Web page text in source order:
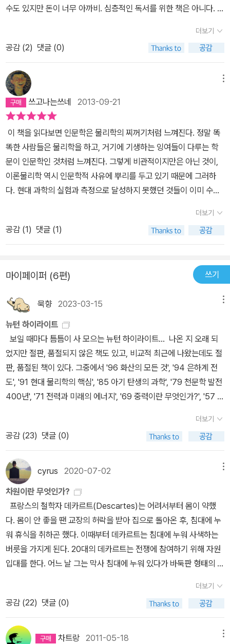
수도 있지만 돈이 너무 아까비. 심층적인 독서를 위한 책은 아니다. 그
이다. 한마디로 말하면 칼라판 과학 잡지. 잠시 생각해보는 것. 만약
이 이론들을 고민하고 연구한 과학자들이 이 책을 읽는다면 어떤 기
분이 들까? 기가 막히지 않을까?
더보기
공감 (2) 댓글 (0)
쓰고나는쓰네 2013-09-21
이 책을 읽다보면 인문학은 물리학의 찌꺼기처럼 느껴진다. 정말 똑
똑한 사람들은 물리학을 하고, 거기에 기생하는 잉여들이 다루는 학
문이 인문학인 것처럼 느껴진다. 그렇게 비관적이지만은 아닌 것이,
이론물리학 역시 인문학적 사유에 뿌리를 두고 있기 때문에 그러하
다. 현대 과학의 실험과 측정으로 달성하지 못했던 것들이 이미 수천
없었던 것들을 수식과 실험을 통해 증명하고 있다고 말할 수도 있을
것이다. 인문학은 새로운 지평을 향해 날아오른다. 물리학 역시 그러
하다. 그래서 둘은 쌍생아며, 둘은 서로 공모한다. 다른 것이 있다면
통해 그들의 사유를 증명한다. 이에 반해 인문학은 오로지 언어로써
(詩)다. 시는 언어가 도달할 수 없는 사유의 영역에서 사유하기를 시
작한다. 물리학 역시 우리의 인식 바깥에서 사유를 시작한다. 그런 점
에서 물리학의 언어는 곧 시다. 이런 식이다. 뉴턴은 만유인력이 아무
리 떨어져 있다고 하더라도 순식간에 작동한다고 생각했다. 그래서
사과는 항상 지구의 중심을 향해 수직으로 떨어진다. 하지만 뉴턴의
만유인력은 작동방식은 설명할 수 있을지 몰라도 그러한 힘이 왜 생
기는지를 설명할 수는 없다. 그래서 아인슈타인은 ‘사과의 낙하’를 이
거기에 있는 사과는 4차원 시공의 휘어짐을 따라 말하자면 언덕길을
구르는 것처럼 지구를 향해서 간다.” 사과는 수직으로 떨어지는 것이
아니라 휘어진 시공간을 따라 구르고 있다. 떨어지는 것이 아니라 구
르고 있다니……. 만약 사과가 뉴턴 식으로 떨어진다면 사과의 꼭지부
분은 항상 위를 향할 것이고, 사과의 밑 부분에만 멍이 들 것이다. 하
지만 사과는 공간을 구르면서 떨어지기 때문에 그 멍이 든 곳은 동일
하지 않다. 스마트 폰이 꼭 뒷면이 아니라 화면 방향으로 떨어지는 것
은 폰이 반 바퀴 굴렀기 때문이다. 4차원도 재미있지만 0차원이나 1
차원도 재미있다. 아니 어떻게 ‘점’이라는 발상을 할 수 있단 말인가.
시간을 갖지 않으면서, 넓이도 높이도 가지지 않는 어떤 것을 어떻게
상상할 수 있단 말인가. ‘선’이라는 것도 그렇게 단순하지만은 않다.
지게 된다. 2차원에서 존재하는 ‘면’은 높이를 가지지 않는다. 하지만
부르는 면은 물리학의 면과는 거리가 멀다. 점, 선, 면을 알지만 우리
더보기
공감 (1) 댓글 (1)
마이페이퍼 (6편) 쓰기
묵향2023-03-15
뉴턴 하이라이트
보일 때마다 틈틈이 사 모으는 뉴턴 하이라이트... 나온 지 오래 되
었지만 절판, 품절되지 않은 책도 있고, 비교적 최근에 나왔는데도 절
판, 품절된 책이 있다. 그중에서 '96 화산의 모든 것', '94 은하계 전
도', '91 현대 물리학의 핵심', '85 아기 탄생의 과학', '79 천문학 발전
400년', '71 전력과 미래의 에너지', '69 중력이란 무엇인가?', '57 자
가?', '45 지구: 우주에 떠 있는 기적의 행성', '44 초신성과 블랙홀',
'43 진공과 인플레이션 우주론', '34 확률의 세계', '30 지구의 과학',
'28 차원이란 무엇인가?', '26 지구 온난화', '4 천문학계가 주목하는
75 은하 68 항성', '3 인체 21세기 해부학', '2 누구나 이해할 수 있는
양자론' 등 eBook이 남아 있는 것이 없지 않다. 개정판도 꾸준히 나
오고 있는 편이다. 최근에는 중고등학교 수학, 과학 시리즈가 나왔
다.
더보기
공감 (23) 댓글 (0)
cyrus 2020-07-02
차원이란 무엇인가?
프랑스의 철학자 데카르트(Descartes)는 어려서부터 몸이 약했
다. 몸이 안 좋을 땐 교장의 허락을 받아 집으로 돌아온 후, 침대에 누
워 휴식을 취하곤 했다. 이때부터 데카르트는 침대에 누워 사색하는
버릇을 가지게 된다. 20대의 데카르트는 전쟁에 참여하기 위해 자원
입대를 한다. 어느 날 그는 막사 침대에 누워 있다가 바둑판 형태의 무
에서 움직이는 파리의 위치를 나타내기 위해 ‘좌표평면’을 생각한다.
* 김승태 《데카르트가 들려주는 좌표 이야기》 (자음과
모음, 2008) 좌표평면은 x축과 y축으로 이루어져 있다. 좌표평
면의 가장 큰 특징은 한 점의 위치를 수치로 도출해 낼 수 있게 해준다
더보기
공감 (22) 댓글 (0)
차트랑 2011-05-18